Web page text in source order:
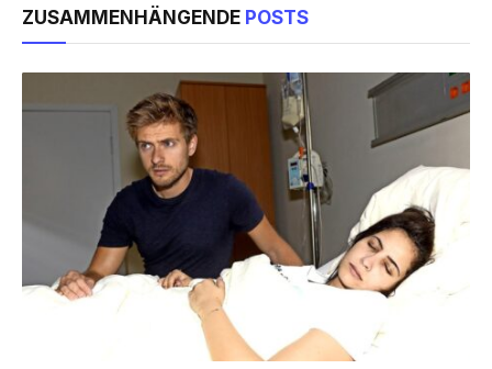
ZUSAMMENHÄNGENDE POSTS